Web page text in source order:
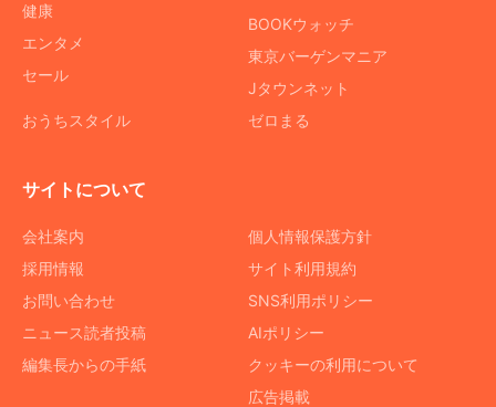
健康
エンタメ
セール
おうちスタイル
BOOKウォッチ
東京バーゲンマニア
Jタウンネット
ゼロまる
サイトについて
会社案内
採用情報
お問い合わせ
ニュース読者投稿
編集長からの手紙
個人情報保護方針
サイト利用規約
SNS利用ポリシー
AIポリシー
クッキーの利用について
広告掲載